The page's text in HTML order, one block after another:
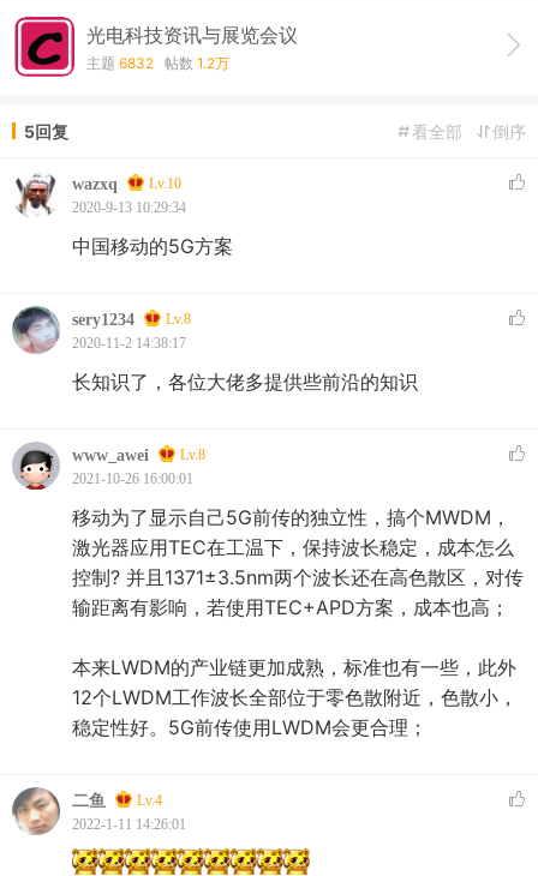
光电科技资讯与展览会议
主题 6832 帖数 1.2万
5回复 倒序
看全部
wazxq
Lv.10
2020-9-13 10:29:34
中国移动的5G方案
sery1234
Lv.8
2020-11-2 14:38:17
长知识了，各位大佬多提供些前沿的知识
www_awei
Lv.8
2021-10-26 16:00:01
移动为了显示自己5G前传的独立性，搞个MWDM，
激光器应用TEC在工温下，保持波长稳定，成本怎么
控制? 并且1371±3.5nm两个波长还在高色散区，对传
输距离有影响，若使用TEC+APD方案，成本也高；
本来LWDM的产业链更加成熟，标准也有一些，此外
12个LWDM工作波长全部位于零色散附近，色散小，
稳定性好。5G前传使用LWDM会更合理；
二鱼
Lv.4
2022-1-11 14:26:01